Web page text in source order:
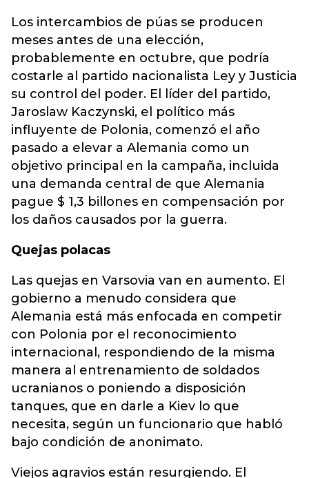
Los intercambios de púas se producen
meses antes de una elección,
probablemente en octubre, que podría
costarle al partido nacionalista Ley y Justicia
su control del poder. El líder del partido,
Jaroslaw Kaczynski, el político más
influyente de Polonia, comenzó el año
pasado a elevar a Alemania como un
objetivo principal en la campaña, incluida
una demanda central de que Alemania
pague $ 1,3 billones en compensación por
los daños causados por la guerra.
Quejas polacas
Las quejas en Varsovia van en aumento. El
gobierno a menudo considera que
Alemania está más enfocada en competir
con Polonia por el reconocimiento
internacional, respondiendo de la misma
manera al entrenamiento de soldados
ucranianos o poniendo a disposición
tanques, que en darle a Kiev lo que
necesita, según un funcionario que habló
bajo condición de anonimato.
Viejos agravios están resurgiendo. El